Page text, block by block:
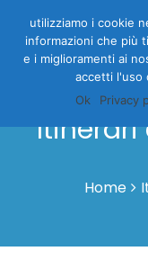
Itinerari
Home
utilizziamo i cookie
informazioni che più
e i miglioramenti ai
accetti l'uso
Ok
Privacy